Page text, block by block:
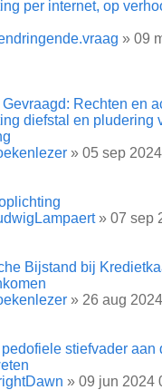
per internet, op
» 09
Rechten en
diefstal en pludering
» 05 sep
» 07 sep
Bijstand bij
» 26 aug
stiefvader aan
» 09 jun 2024